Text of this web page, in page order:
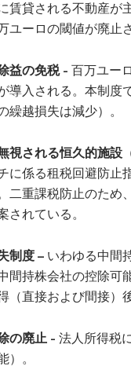
賃貸される不動産が
ユーロの閾値が廃止
益の免税 - 百万ユー
導入される。本制度
繰越損失は減少）。
視される恒久的施
に係る租税回避防止
二重課税防止のため
されている。
制度 – いわゆる中間
間持株会社の控除可
（直接および間接）
の廃止 - 法人所得税
）。